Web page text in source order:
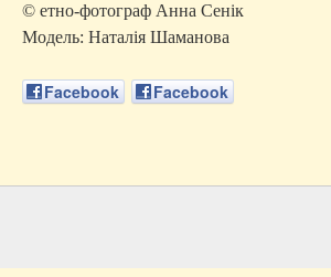
© етно-фотограф Анна Сенік
Модель: Наталія Шаманова
Facebook Facebook